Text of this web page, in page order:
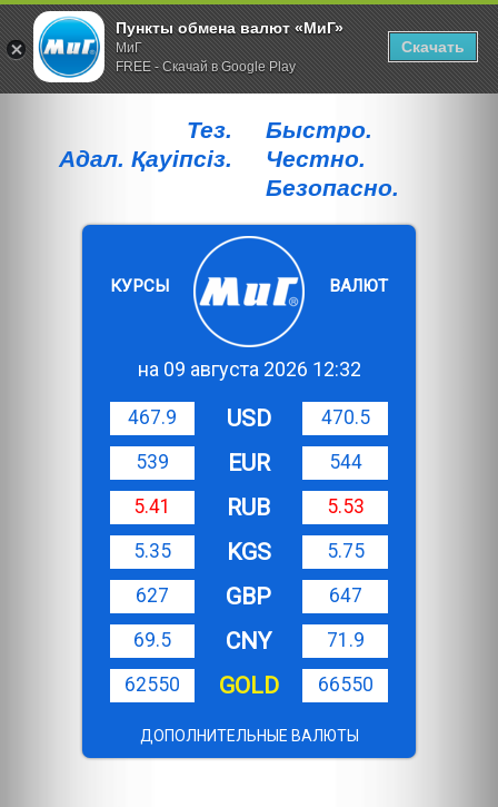
Тез.
Адал. Қауiпсiз.
Быстро.
Честно.
Безопасно.
КУРСЫ ВАЛЮТ
на 09 августа 2026 12:32
467.9 USD
470.5
539
EUR
544
5.41
RUB
5.53
5.35
KGS
5.75
627
GBP
647
69.5
CNY
71.9
62550
GOLD 66550
ДОПОЛНИТЕЛЬНЫЕ ВАЛЮТЫ
Пункты обмена валют «МиГ»
МиГ
FREE - Скачай в Google Play
Скачать